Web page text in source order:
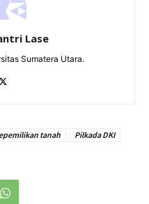
Lase
Sumatera Utara.
tanah
Pilkada DKI